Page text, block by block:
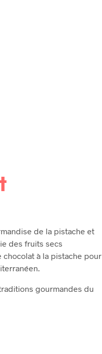
de la pistache et
des fruits secs
à la pistache pour
gourmandes du